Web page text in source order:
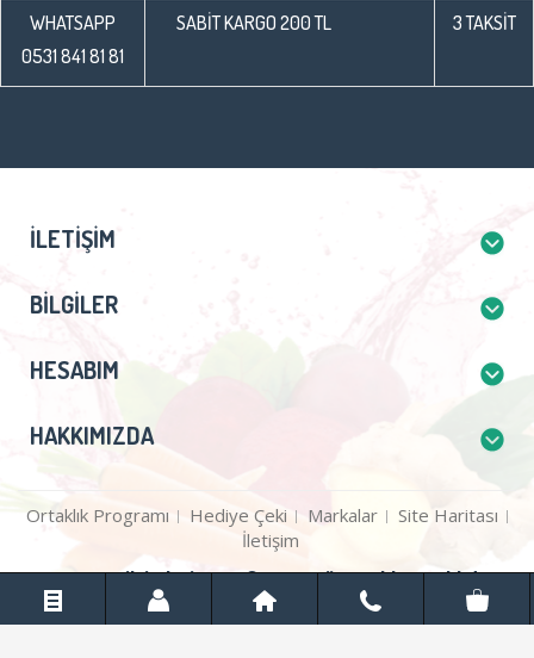
WHATSAPP
0531 841 81 81
SABİT KARGO 200 TL 3 TAKSİT
İLETIŞIM
BILGILER
HESABIM
HAKKIMIZDA
Ortaklık Programı Hediye Çeki Markalar
Site Haritası
İletişim
Gezegentilsimlari.com © 2026 Tüm Hakları Saklıdır.